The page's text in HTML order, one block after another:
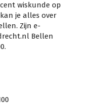
wiskunde op
je alles over
Zijn e-
Bellen